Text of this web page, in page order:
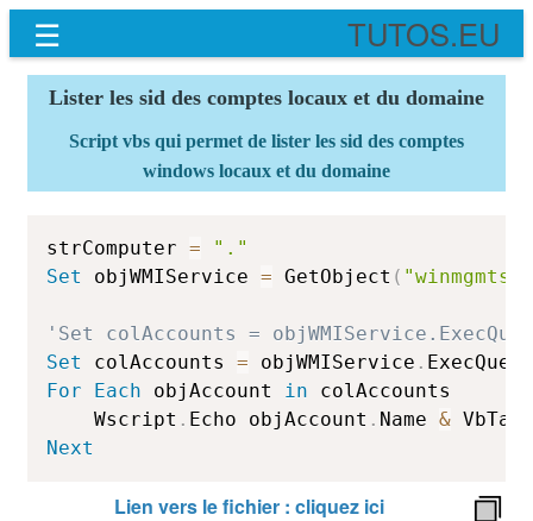
☰ TUTOS.EU
Lister les sid des comptes locaux et du domaine
Script vbs qui permet de lister les sid des comptes
windows locaux et du domaine
strComputer =
"."
Set
objWMIService = GetObject (
'Set colAccounts =
Set
colAccounts = objWMIService .
For
Each objAccount in colAccounts
	Wscript
. Echo objAccount . Name & VbTab
Next
Lien vers le fichier : cliquez ici